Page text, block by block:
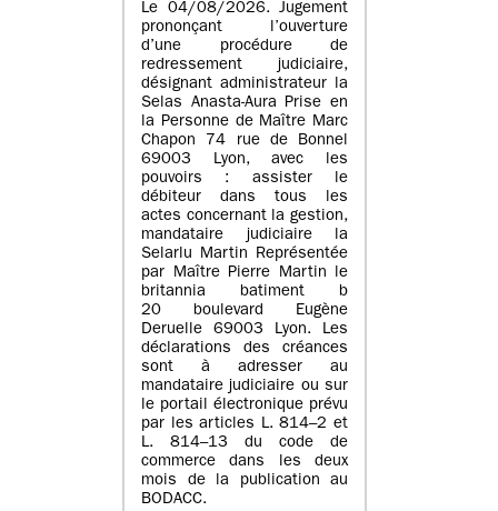
Le 04/08/2026. Jugement
prononçant l’ouverture
d’une procédure de
redressement judiciaire,
désignant administrateur la
Selas Anasta-Aura Prise en
la Personne de Maître Marc
Chapon 74 rue de Bonnel
69003 Lyon, avec les
pouvoirs : assister le
débiteur dans tous les
actes concernant la gestion,
mandataire judiciaire la
Selarlu Martin Représentée
par Maître Pierre Martin le
britannia batiment b
20 boulevard Eugène
Deruelle 69003 Lyon. Les
déclarations des créances
sont à adresser au
mandataire judiciaire ou sur
le portail électronique prévu
par les articles L. 814–2 et
L. 814–13 du code de
commerce dans les deux
mois de la publication au
BODACC.